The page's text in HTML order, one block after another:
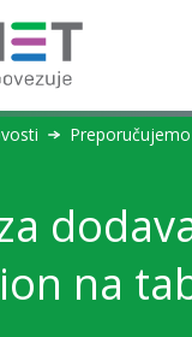
Preporučujemo
na